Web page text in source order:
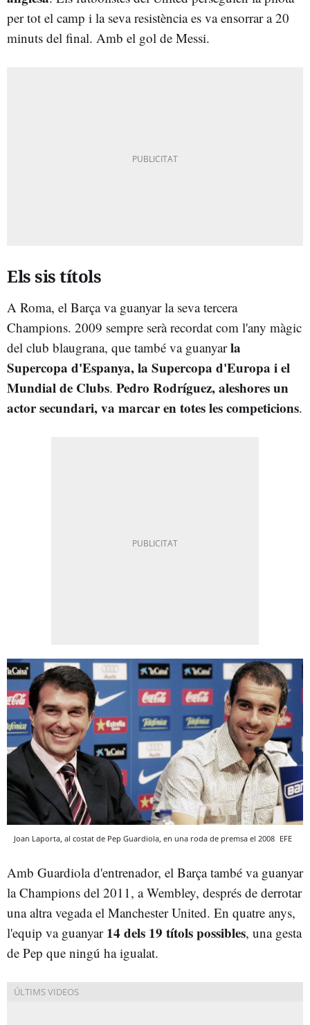
per tot el camp i la seva resistència es va ensorrar a 20
minuts del final. Amb el gol de Messi.
Els sis títols
A Roma, el Barça va guanyar la seva tercera
Champions. 2009 sempre serà recordat com l'any màgic
del club blaugrana, que també va guanyarla
Supercopa d'Espanya, la Supercopa d'Europa i el
Mundial de Clubs. Pedro Rodríguez, aleshores un
actor secundari, va marcar en totes les competicions.
Joan Laporta, al costat de Pep Guardiola, en una roda de premsa el 2008 EFE
Amb Guardiola d'entrenador, el Barça també va guanyar
la Champions del 2011, a Wembley, després de derrotar
una altra vegada el Manchester United. En quatre anys,
l'equip va guanyar 14 dels 19 títols possibles, una gesta
de Pep que ningú ha igualat.